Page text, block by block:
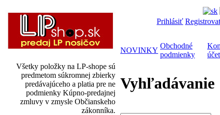
Všetky položky na LP-shope sú
predmetom súkromnej zbierky
predávajúceho a platia pre ne
podmienky Kúpno-predajnej
zmluvy v zmysle Občianskeho
zákonníka.
Prihlásiť
NOVINKY
Obchodné
podmienky
účet
Vyhľadávanie